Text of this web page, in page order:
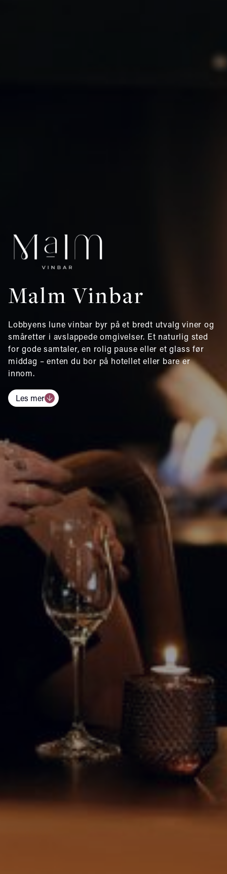
Malm Vinbar
Lobbyens lune vinbar byr på et bredt utvalg viner og
småretter i avslappede omgivelser. Et naturlig sted
for gode samtaler, en rolig pause eller et glass før
middag – enten du bor på hotellet eller bare er
innom.
Les mer